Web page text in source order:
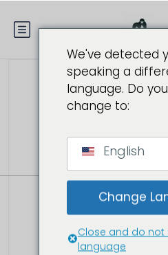
We've detected
speaking a
language. Do
change to:
English
Change
Close and do not
language